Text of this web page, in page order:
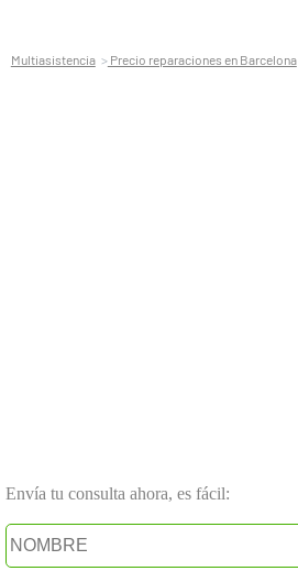
Multiasistencia Precio reparaciones en Barcelona
Envía tu consulta ahora, es fácil: